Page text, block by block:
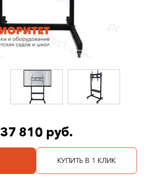
37 810 руб.
КУПИТЬ В 1 КЛИК